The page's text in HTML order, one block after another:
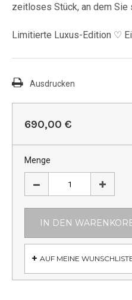
zeitloses Stück, an dem
Limitierte Luxus-Edition ♡
Ausdrucken
690,00 €
Menge
IN DEN
AUF MEINE